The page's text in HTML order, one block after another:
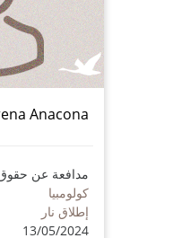
Anacona
مدافعة عن حقوق
كولومبيا
إطلاق نار
13/05/2024